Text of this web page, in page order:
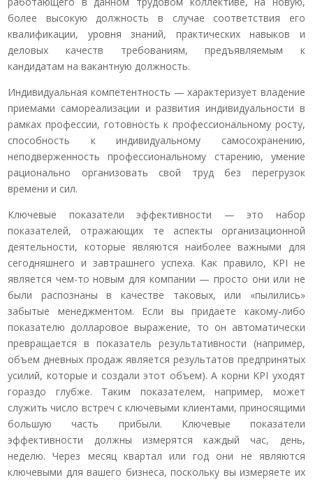
более высокую должность в случае соответствия его
квалификации, уровня знаний, практических навыков и
деловых качеств требованиям, предъявляемым к
кандидатам на вакантную должность.
Индивидуальная компетентность — характеризует владение
приемами самореализации и развития индивидуальности в
рамках профессии, готовность к профессиональному росту,
способность к индивидуальному самосохранению,
неподверженность профессиональному старению, умение
рационально организовать свой труд без перегрузок
времени и сил.
Ключевые показатели эффективности — это набор
показателей, отражающих те аспекты организационной
деятельности, которые являются наиболее важными для
сегодняшнего и завтрашнего успеха. Как правило, KPI не
является чем-то новым для компании — просто они или не
были распознаны в качестве таковых, или «пылились»
забытые менеджментом. Если вы придаете какому-либо
показателю долларовое выражение, то он автоматически
превращается в показатель результативности (например,
объем дневных продаж является результатов предпринятых
усилий, которые и создали этот объем). А корни KPI уходят
гораздо глубже. Таким показателем, например, может
служить число встреч с ключевыми клиентами, приносящими
большую часть прибыли. Ключевые показатели
эффективности должны измерятся каждый час, день,
неделю. Через месяц квартал или год они не являются
ключевыми для вашего бизнеса, поскольку вы измеряете их